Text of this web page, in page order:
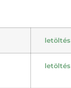
letöltés
letöltés